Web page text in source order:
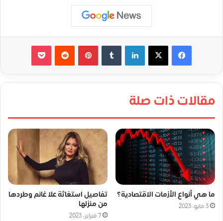
لينكدإن بينتيريست
مقالات ذات صلة
ما هي أنواع الأزمات الاقتصادية؟
3 مايو، 2023
تفاصيل استغاثة علا غانم وطردها
من منزلها
7 فبراير، 2023